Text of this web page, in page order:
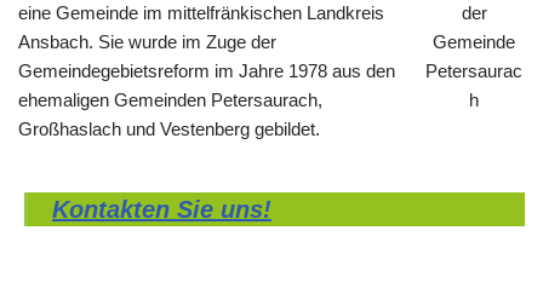
eine Gemeinde im mittelfränkischen Landkreis
Ansbach. Sie wurde im Zuge der
Gemeindegebietsreform im Jahre 1978 aus den
ehemaligen Gemeinden Petersaurach,
Großhaslach und Vestenberg gebildet.
Kontakten Sie uns!